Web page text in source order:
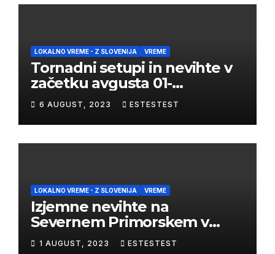
LOKALNO VREME - Z SLOVENIJA VREME
Tornadni setupi in nevihte v
začetku avgusta 01-
03/08/2023
6 AUGUST, 2023 ESTESTEST
LOKALNO VREME - Z SLOVENIJA VREME
Izjemne nevihte na
Severnem Primorskem v
juliju 2023
1 AUGUST, 2023 ESTESTEST